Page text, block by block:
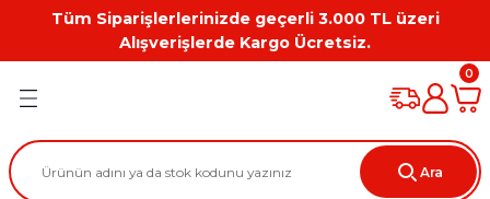
Tüm Siparişlerlerinizde geçerli 3.000 TL üzeri
Alışverişlerde Kargo Ücretsiz.
Geri Dön
Geri Dön
Geri Dön
Geri Dön
Geri Dön
Geri Dön
Workstation Aksesuarları
Grafik Kartı
Ara
0